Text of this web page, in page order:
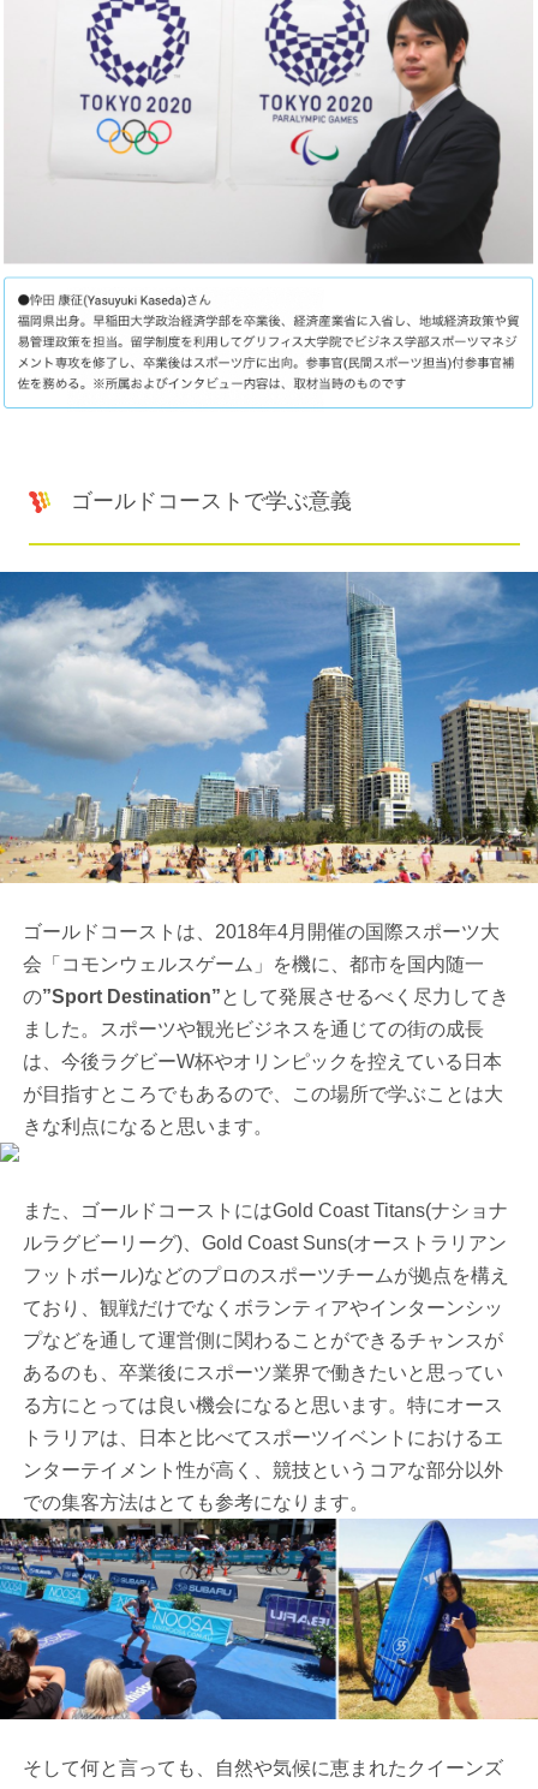
ゴールドコーストで学ぶ意義
ゴールドコーストは、2018年4月開催の国際スポーツ大
会「コモンウェルスゲーム」を機に、都市を国内随一
の”Sport Destination”として発展させるべく尽力してき
ました。スポーツや観光ビジネスを通じての街の成長
は、今後ラグビーW杯やオリンピックを控えている日本
が目指すところでもあるので、この場所で学ぶことは大
きな利点になると思います。
また、ゴールドコーストにはGold Coast Titans(ナショナ
ルラグビーリーグ)、Gold Coast Suns(オーストラリアン
フットボール)などのプロのスポーツチームが拠点を構え
ており、観戦だけでなくボランティアやインターンシッ
プなどを通して運営側に関わることができるチャンスが
あるのも、卒業後にスポーツ業界で働きたいと思ってい
る方にとっては良い機会になると思います。特にオース
トラリアは、日本と比べてスポーツイベントにおけるエ
ンターテイメント性が高く、競技というコアな部分以外
での集客方法はとても参考になります。
そして何と言っても、自然や気候に恵まれたクイーンズ